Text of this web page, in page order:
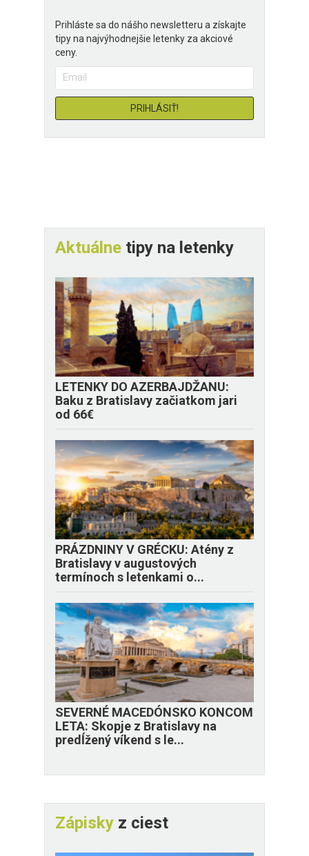
Prihláste sa do nášho newsletteru a získajte
tipy na najvýhodnejšie letenky za akciové
ceny.
Aktuálne tipy na letenky
LETENKY DO AZERBAJDŽANU:
Baku z Bratislavy začiatkom jari
od 66€
PRÁZDNINY V GRÉCKU: Atény z
Bratislavy v augustových
termínoch s letenkami o...
SEVERNÉ MACEDÓNSKO KONCOM
LETA: Skopje z Bratislavy na
predĺžený víkend s le...
Zápisky z ciest